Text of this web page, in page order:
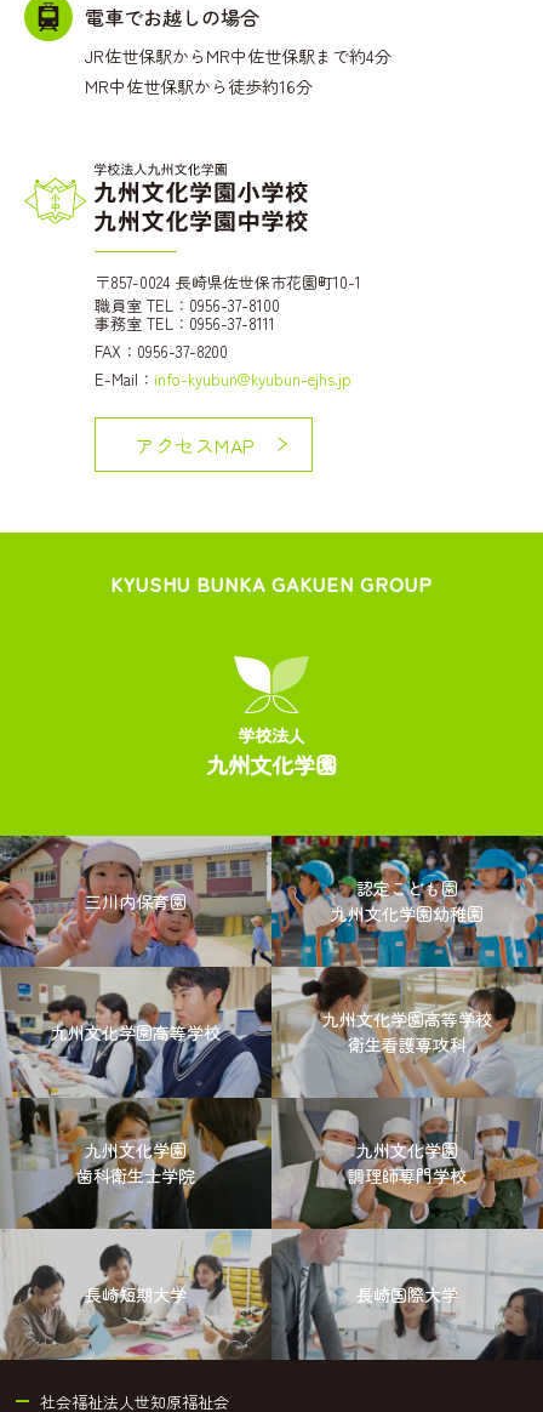
電車でお越しの場合
JR佐世保駅からMR中佐世保駅まで約4分
MR中佐世保駅から徒歩約16分
〒857-0024 長崎県佐世保市花園町10-1
職員室 TEL：0956-37-8100
事務室 TEL：0956-37-8111
FAX：0956-37-8200
E-Mail： info-kyubun@kyubun-ejhs.jp
アクセスMAP
KYUSHU BUNKA GAKUEN GROUP
学校法人
九州文化学園
三川内保育園
認定こども園
九州文化学園幼稚園
九州文化学園高等学校
九州文化学園高等学校
衛生看護専攻科
九州文化学園
歯科衛生士学院
九州文化学園
調理師専門学校
長崎短期大学 長崎国際大学
社会福祉法人世知原福祉会